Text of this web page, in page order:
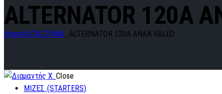
ALTERNATOR 120A
Home ΚΑΤΑΣΤΗΜΑ...ALTERNATOR 120A ANAK VALEO
Close
ΜΙΖΕΣ (STARTERS)